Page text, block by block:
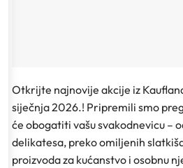
Otkrijte najnovije akcije iz
siječnja 2026.! Pripremili smo
će obogatiti vašu svakodnevicu –
delikatesa, preko omiljenih
proizvoda za kućanstvo i osobnu